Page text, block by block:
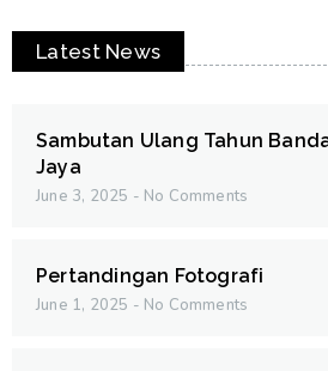
Latest News
Sambutan Ulang Tahun
Jaya
June 3, 2025 No Comments
Pertandingan Fotografi
June 1, 2025 No Comments